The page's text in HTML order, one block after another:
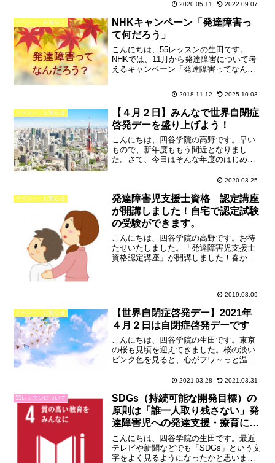
で実施予定でしたが、新型コロナウイル
ス感染症の拡大を受けてWEB開催（ライ
ブ配信）に変更にな...
2020.05.11 2022.09.07
イベント・お知らせ
NHKキャンペーン「発達障害っ
て何だろう」
こんにちは、55レッスンの生田です。
NHKでは、11月から発達障害について考
えるキャンペーン「発達障害ってなんだ
る情報が発信されます。放送時期は？キ
ャンペーン「発達障害...
2018.11.12 2025.10.03
イベント・お知らせ
【４月２日】みんなで世界自閉症
啓発デーを盛り上げよう！
こんにちは、四谷学院の高野です。早い
もので、新年度ももう間近となりまし
た。さて、今日はそんな年度のはじめ４
たいと思います。毎年４月２日は、「世
発デー」は、2007年に行...
2020.03.25
イベント・お知らせ
発達障害児支援士資格 認定講座
が開講しました！自宅で認定試験
の受験ができます。
こんにちは、四谷学院の高野です。お待
たせいたしました。「発達障害児支援士
資格認定講座」が開講しました！春から
するとともに、この資格への... 2019.08.09
イベント・お知らせ
【世界自閉症啓発デー】2021年
４月２日は自閉症啓発デーです
こんにちは、四谷学院の生田です。東京
の桜も見頃を迎えてきました。桜の淡い
ピンク色を見ると、心がフワ～っと温ま
２日なると、全国各地のランドマークが
すか？４月２日は、「世界...
2021.03.28 2021.03.31
55レッスンについて
SDGs（持続可能な開発目標）の
原則は「誰一人取り残さない」発
達障害児への発達支援・療育に
も！
こんにちは、四谷学院の生田です。最近
テレビや新聞などでも「SDGs」という文
字をよく見るようになったかと思いま